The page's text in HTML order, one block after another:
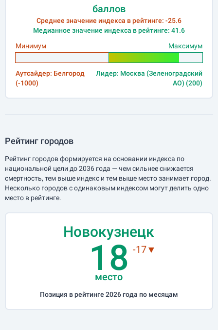
баллов
Среднее значение индекса в рейтинге: -25.6
Медианное значение индекса в рейтинге: 41.6
Минимум
Максимум
Аутсайдер: Белгород
(-1000)
Лидер: Москва (Зеленоградский
АО) (200)
Рейтинг городов
Рейтинг городов формируется на основании индекса по
национальной цели до 2036 года — чем сильнее снижается
смертность, тем выше индекс и тем выше место занимает город.
Несколько городов с одинаковым индексом могут делить одно
место в рейтинге.
Новокузнецк
18
место
-17▼
Позиция в рейтинге 2026 года по месяцам